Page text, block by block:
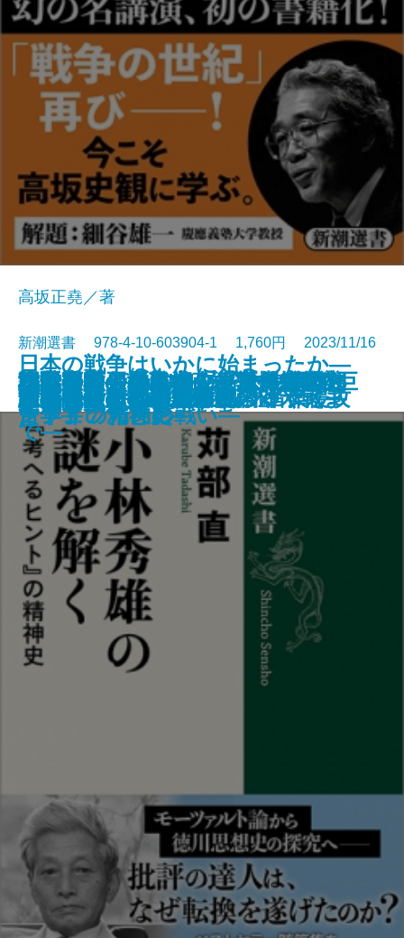
校歌斉唱！―日本人が育んだ学校
文化の謎―
冷戦後の日本外交
「反・東大」の思想史
覇権なき時代の世界地図
本居宣長―「もののあはれ」と
「日本」の発見―
日米同盟の地政学―「5つの死角」
を問い直す―
決断の太平洋戦史―「指揮統帥文
化」からみた軍人たち―
正力ドームvs.NHKタワー―幻の巨
大建築抗争史―
西行―歌と旅と人生―
歴史としての二十世紀
高坂正堯／著
新潮選書 978-4-10-603904-1 1,760円 2023/11/16
書籍電子書籍あり
小林秀雄の謎を解く―『考へるヒ
ント』の精神史―
嫉妬と階級の『源氏物語』
京都―未完の産業都市のゆくえ―
朝鮮半島の歴史―政争と外患の六
百年―
ごまかさないクラシック音楽
日本の戦争はいかに始まったか―
連続講義 日清日露から対米戦ま
で―
源氏物語の世界
沈黙の勇者たち―ユダヤ人を救っ
たドイツ市民の戦い―
欧州戦争としてのウクライナ侵攻
貴族とは何か―ノブレス・オブリ
ージュの光と影―